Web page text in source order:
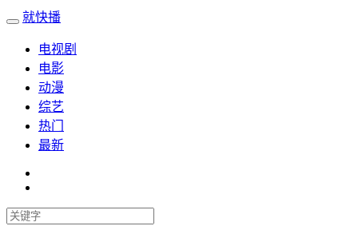
就快播
电视剧
电影
动漫
综艺
热门
最新